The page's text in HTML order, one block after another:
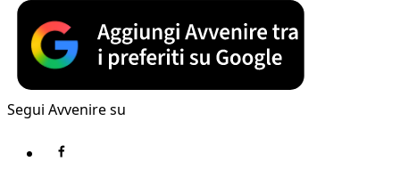
Segui Avvenire su